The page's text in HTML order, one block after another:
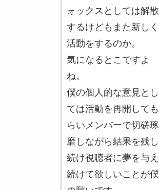
ォックスとしては解散
するけどもまた新しく
活動をするのか。
気になるとこですよ
ね。
僕の個人的な意見とし
ては活動を再開しても
らいメンバーで切磋琢
磨しながら結果を残し
続け視聴者に夢を与え
続けて欲しいことが僕